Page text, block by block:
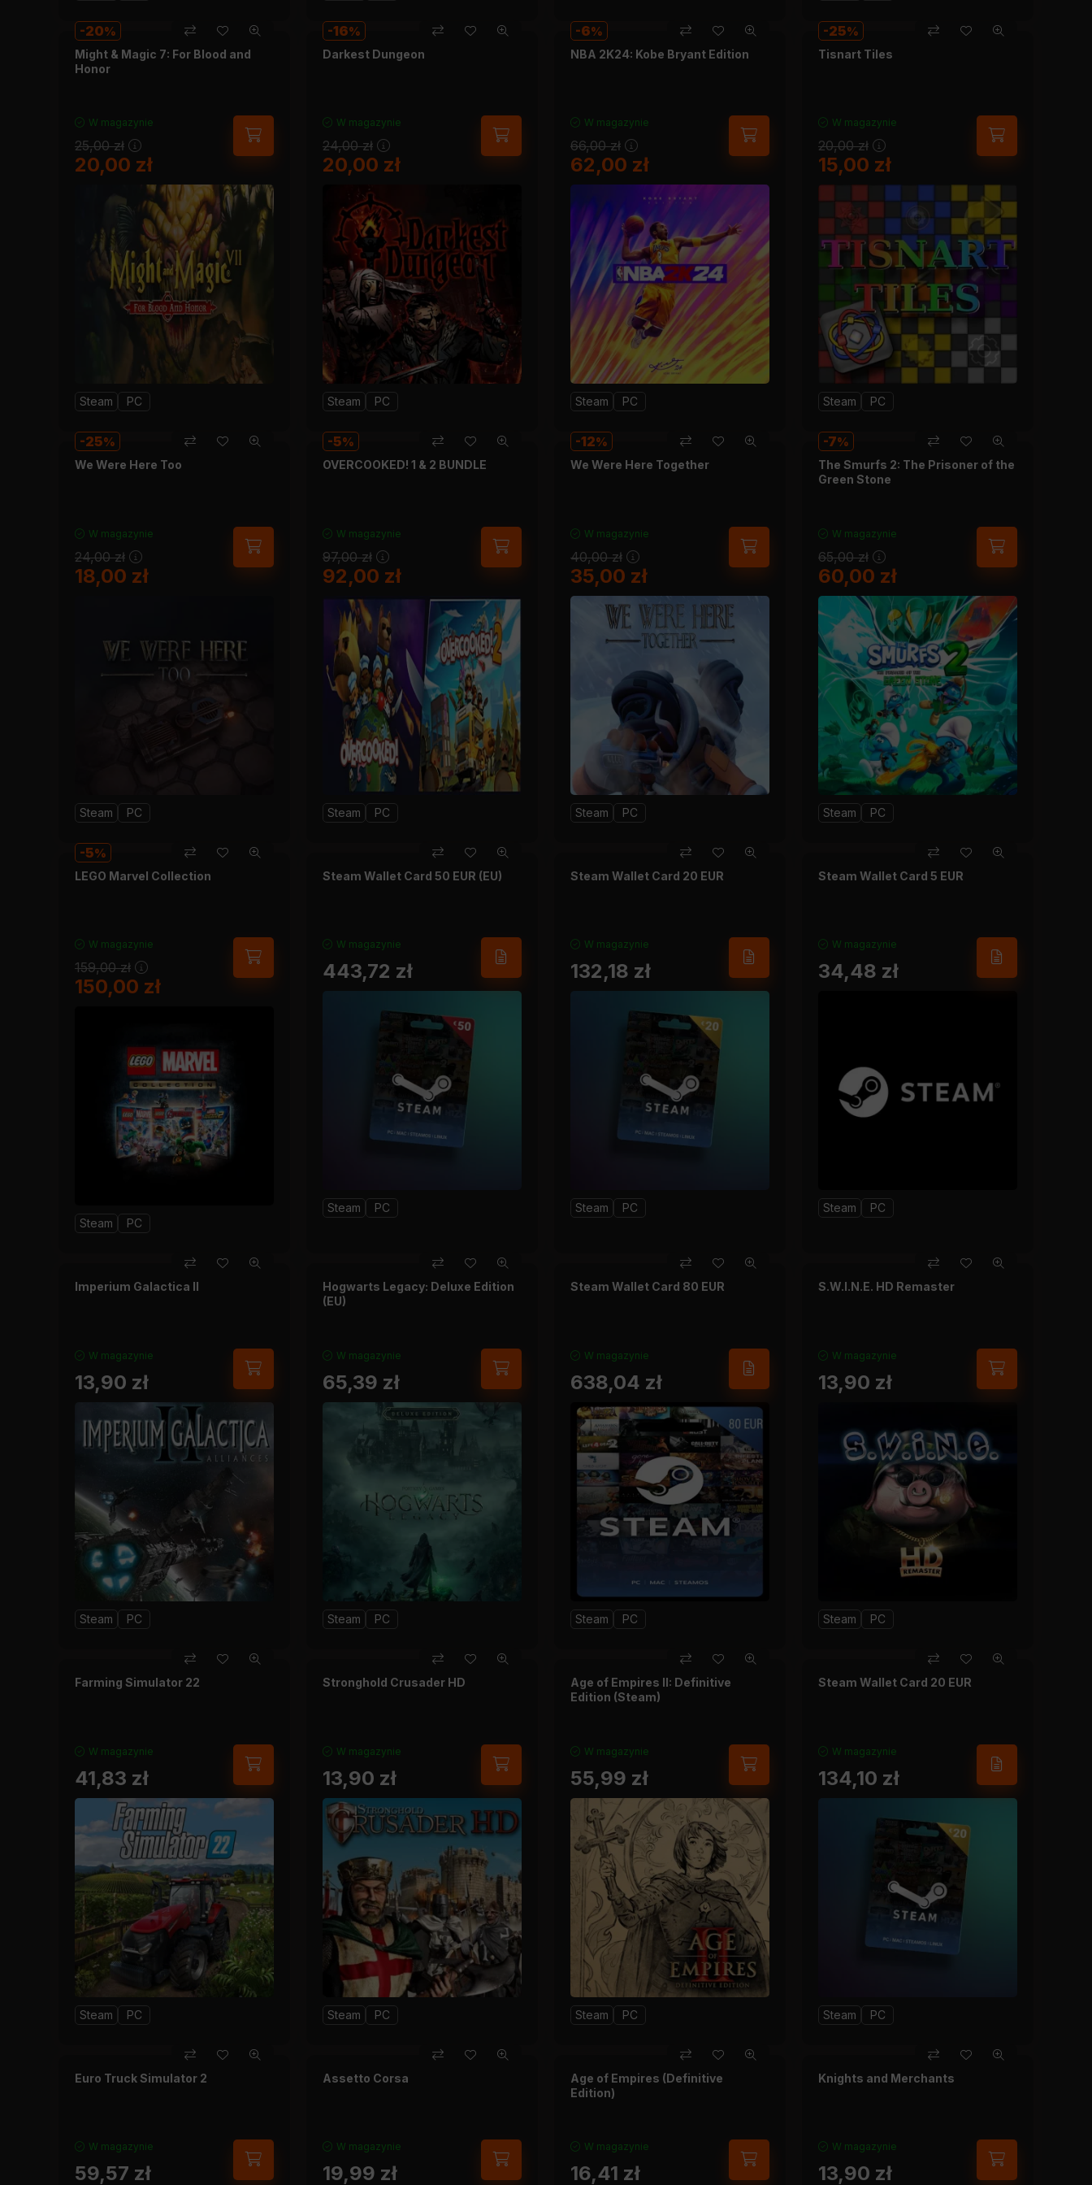
20
Might & Magic 7: For Blood and
Honor
W magazynie
25,00zł
20,00 zł
Steam PC
16
Darkest Dungeon
W magazynie
24,00zł
20,00 zł
Steam PC
6
NBA 2K24: Kobe Bryant Edition
W magazynie
66,00zł
62,00 zł
Steam PC
25
Tisnart Tiles
W magazynie
20,00zł
15,00 zł
Steam PC
25
We Were Here Too
W magazynie
24,00zł
18,00 zł
Steam PC
5
OVERCOOKED! 1 & 2 BUNDLE
W magazynie
97,00zł
92,00 zł
Steam PC
12
We Were Here Together
W magazynie
40,00zł
35,00 zł
Steam PC
7
The Smurfs 2: The Prisoner of the
Green Stone
W magazynie
65,00zł
60,00 zł
Steam PC
5
LEGO Marvel Collection
W magazynie
159,00zł
150,00 zł
Steam PC
Steam Wallet Card 50 EUR (EU)
W magazynie
443,72 zł
Steam PC
Steam Wallet Card 20 EUR
W magazynie
132,18 zł
Steam PC
Steam Wallet Card 5 EUR
W magazynie
34,48 zł
Steam PC
Imperium Galactica II
W magazynie
13,90 zł
Steam PC
Hogwarts Legacy: Deluxe Edition
(EU)
W magazynie
65,39 zł
Steam PC
Steam Wallet Card 80 EUR
W magazynie
638,04 zł
Steam PC
S.W.I.N.E. HD Remaster
W magazynie
13,90 zł
Steam PC
Farming Simulator 22
W magazynie
41,83 zł
Steam PC
Stronghold Crusader HD
W magazynie
13,90 zł
Steam PC
Age of Empires II: Definitive
Edition (Steam)
W magazynie
55,99 zł
Steam PC
Steam Wallet Card 20 EUR
W magazynie
134,10 zł
Steam PC
Euro Truck Simulator 2
W magazynie
59,57 zł
Assetto Corsa
W magazynie
19,99 zł
Age of Empires (Definitive
Edition)
W magazynie
16,41 zł
Knights and Merchants
W magazynie
13,90 zł